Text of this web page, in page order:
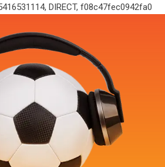
DIRECT, f08c47fec0942fa0